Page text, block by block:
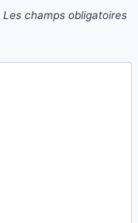
Les champs obligatoires